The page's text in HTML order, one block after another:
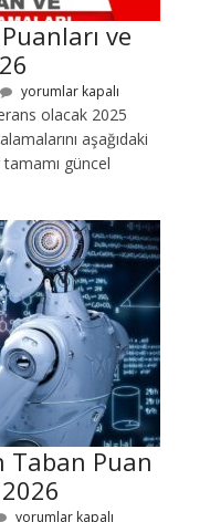
ve
yorumlar kapalı
olacak 2025
aşağıdaki
güncel
Taban Puan
yorumlar kapalı